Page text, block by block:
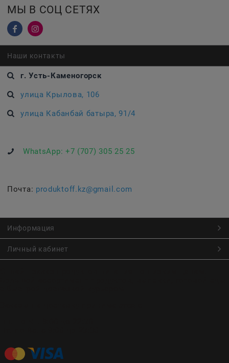
МЫ В СОЦ СЕТЯХ
Наши контакты
г. Усть-Каменогорск
улица Крылова, 106
улица Кабанбай батыра, 91/4
WhatsApp: +7 (707) 305 25 25
Почта: produktoff.kz@gmail.com
Информация
Личный кабинет